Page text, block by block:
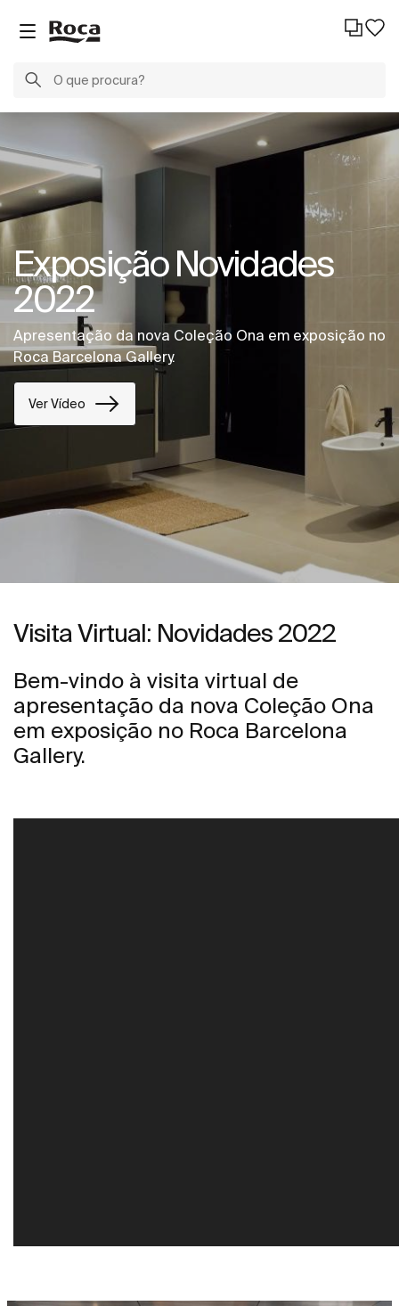
Exposição Novidades
2022
Apresentação da nova Coleção Ona em exposição no
Roca Barcelona Gallery.
Ver Vídeo
Visita Virtual: Novidades 2022
Bem-vindo à visita virtual de
apresentação da nova Coleção Ona
em exposição no Roca Barcelona
Gallery.